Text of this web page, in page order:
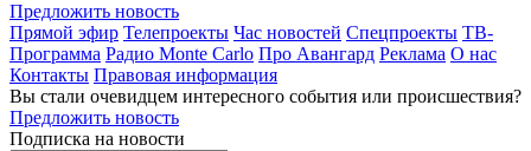
Предложить новость
Прямой эфир Телепроекты Час новостей Спецпроекты ТВ-
Программа Радио Monte Carlo Про Авангард Реклама О нас
Контакты Правовая информация
Вы стали очевидцем интересного события или происшествия?
Предложить новость
Подписка на новости